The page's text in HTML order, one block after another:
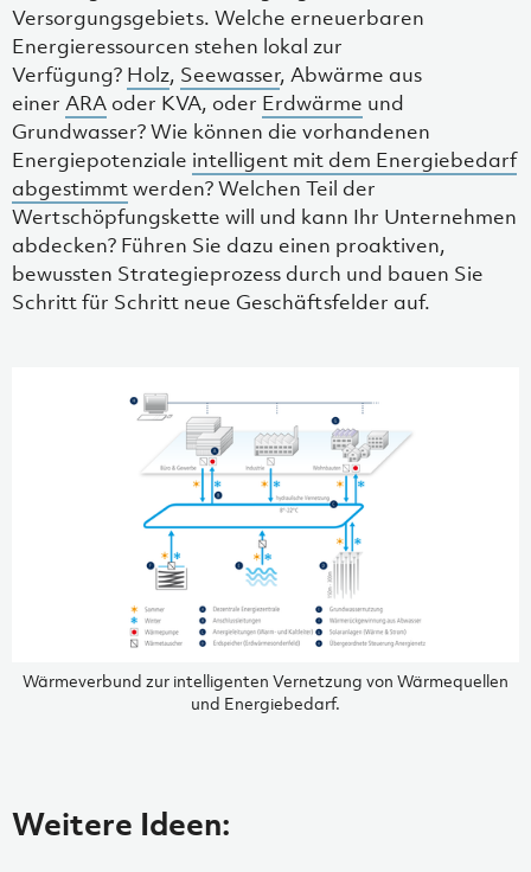
Versorgungsgebiets. Welche erneuerbaren
Energieressourcen stehen lokal zur
Verfügung? Holz, Seewasser, Abwärme aus
einer ARA oder KVA, oder Erdwärme und
Grundwasser? Wie können die vorhandenen
Energiepotenziale intelligent mit dem Energiebedarf
abgestimmtwerden? Welchen Teil der
Wertschöpfungskette will und kann Ihr Unternehmen
abdecken? Führen Sie dazu einen proaktiven,
bewussten Strategieprozess durch und bauen Sie
Schritt für Schritt neue Geschäftsfelder auf.
Wärmeverbund zur intelligenten Vernetzung von Wärmequellen
und Energiebedarf.
Weitere Ideen: